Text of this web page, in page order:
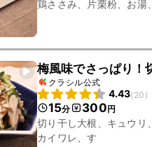
鶏ささみ、片栗粉、お湯
梅風味でさっぱり！
クラシル公式
4.43(20 )
15分 300円
切り干し大根、キュウリ
カイワレ、す